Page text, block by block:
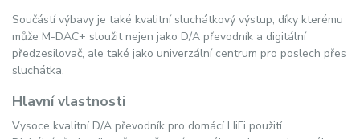
Součástí výbavy je také kvalitní sluchátkový výstup, díky kterému
může M-DAC+ sloužit nejen jako D/A převodník a digitální
předzesilovač, ale také jako univerzální centrum pro poslech přes
sluchátka.
Hlavní vlastnosti
Vysoce kvalitní D/A převodník pro domácí HiFi použití